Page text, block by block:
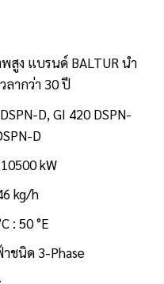
สูง แบรนด์ BALTUR นำ
ลากว่า 30 ปี
D, GI 420 DSPN-
D
kW
kg/h
: 50 °E
ชนิด 3-Phase